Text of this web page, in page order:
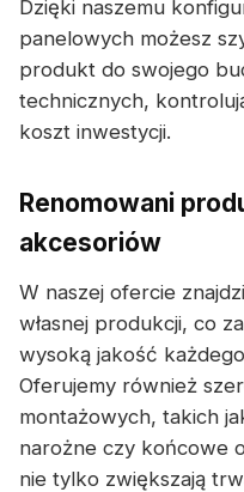
Dzięki naszemu
panelowych możesz
produkt do swojego
technicznych,
koszt inwestycji.
Renomowani
akcesoriów
W naszej ofercie
własnej produkcji, co
wysoką jakość
Oferujemy również
montażowych, takich
narożne czy końcowe
nie tylko zwiększają